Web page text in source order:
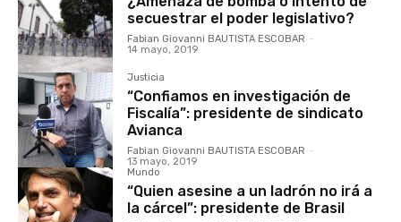
secuestrar el poder legislativo?
Fabian Giovanni BAUTISTA ESCOBAR -
14 mayo, 2019
Justicia
“Confiamos en investigación de
Fiscalía”: presidente de sindicato
Avianca
Fabian Giovanni BAUTISTA ESCOBAR -
13 mayo, 2019
Mundo
“Quien asesine a un ladrón no irá a
la cárcel”: presidente de Brasil